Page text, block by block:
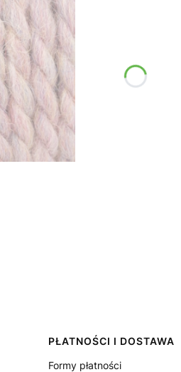
PŁATNOŚCI I DOSTAWA
Formy płatności